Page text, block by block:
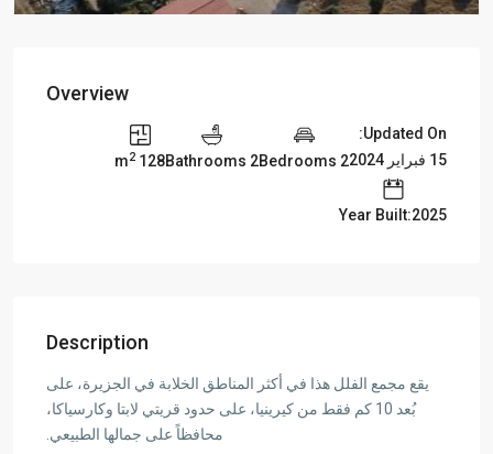
Overview
Updated On:
15 فبراير 2024
2 Bedrooms
2 Bathrooms
128 m
2
Year Built:2025
Description
يقع مجمع الفلل هذا في أكثر المناطق الخلابة في الجزيرة، على
بُعد 10 كم فقط من كيرينيا، على حدود قريتي لابتا وكارسياكا،
محافظاً على جمالها الطبيعي.